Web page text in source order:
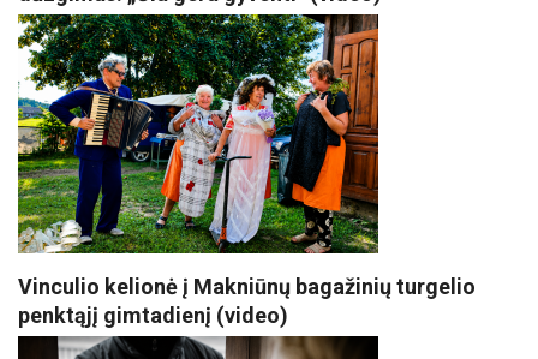
Vinculio kelionė į Makniūnų bagažinių turgelio
penktąjį gimtadienį (video)